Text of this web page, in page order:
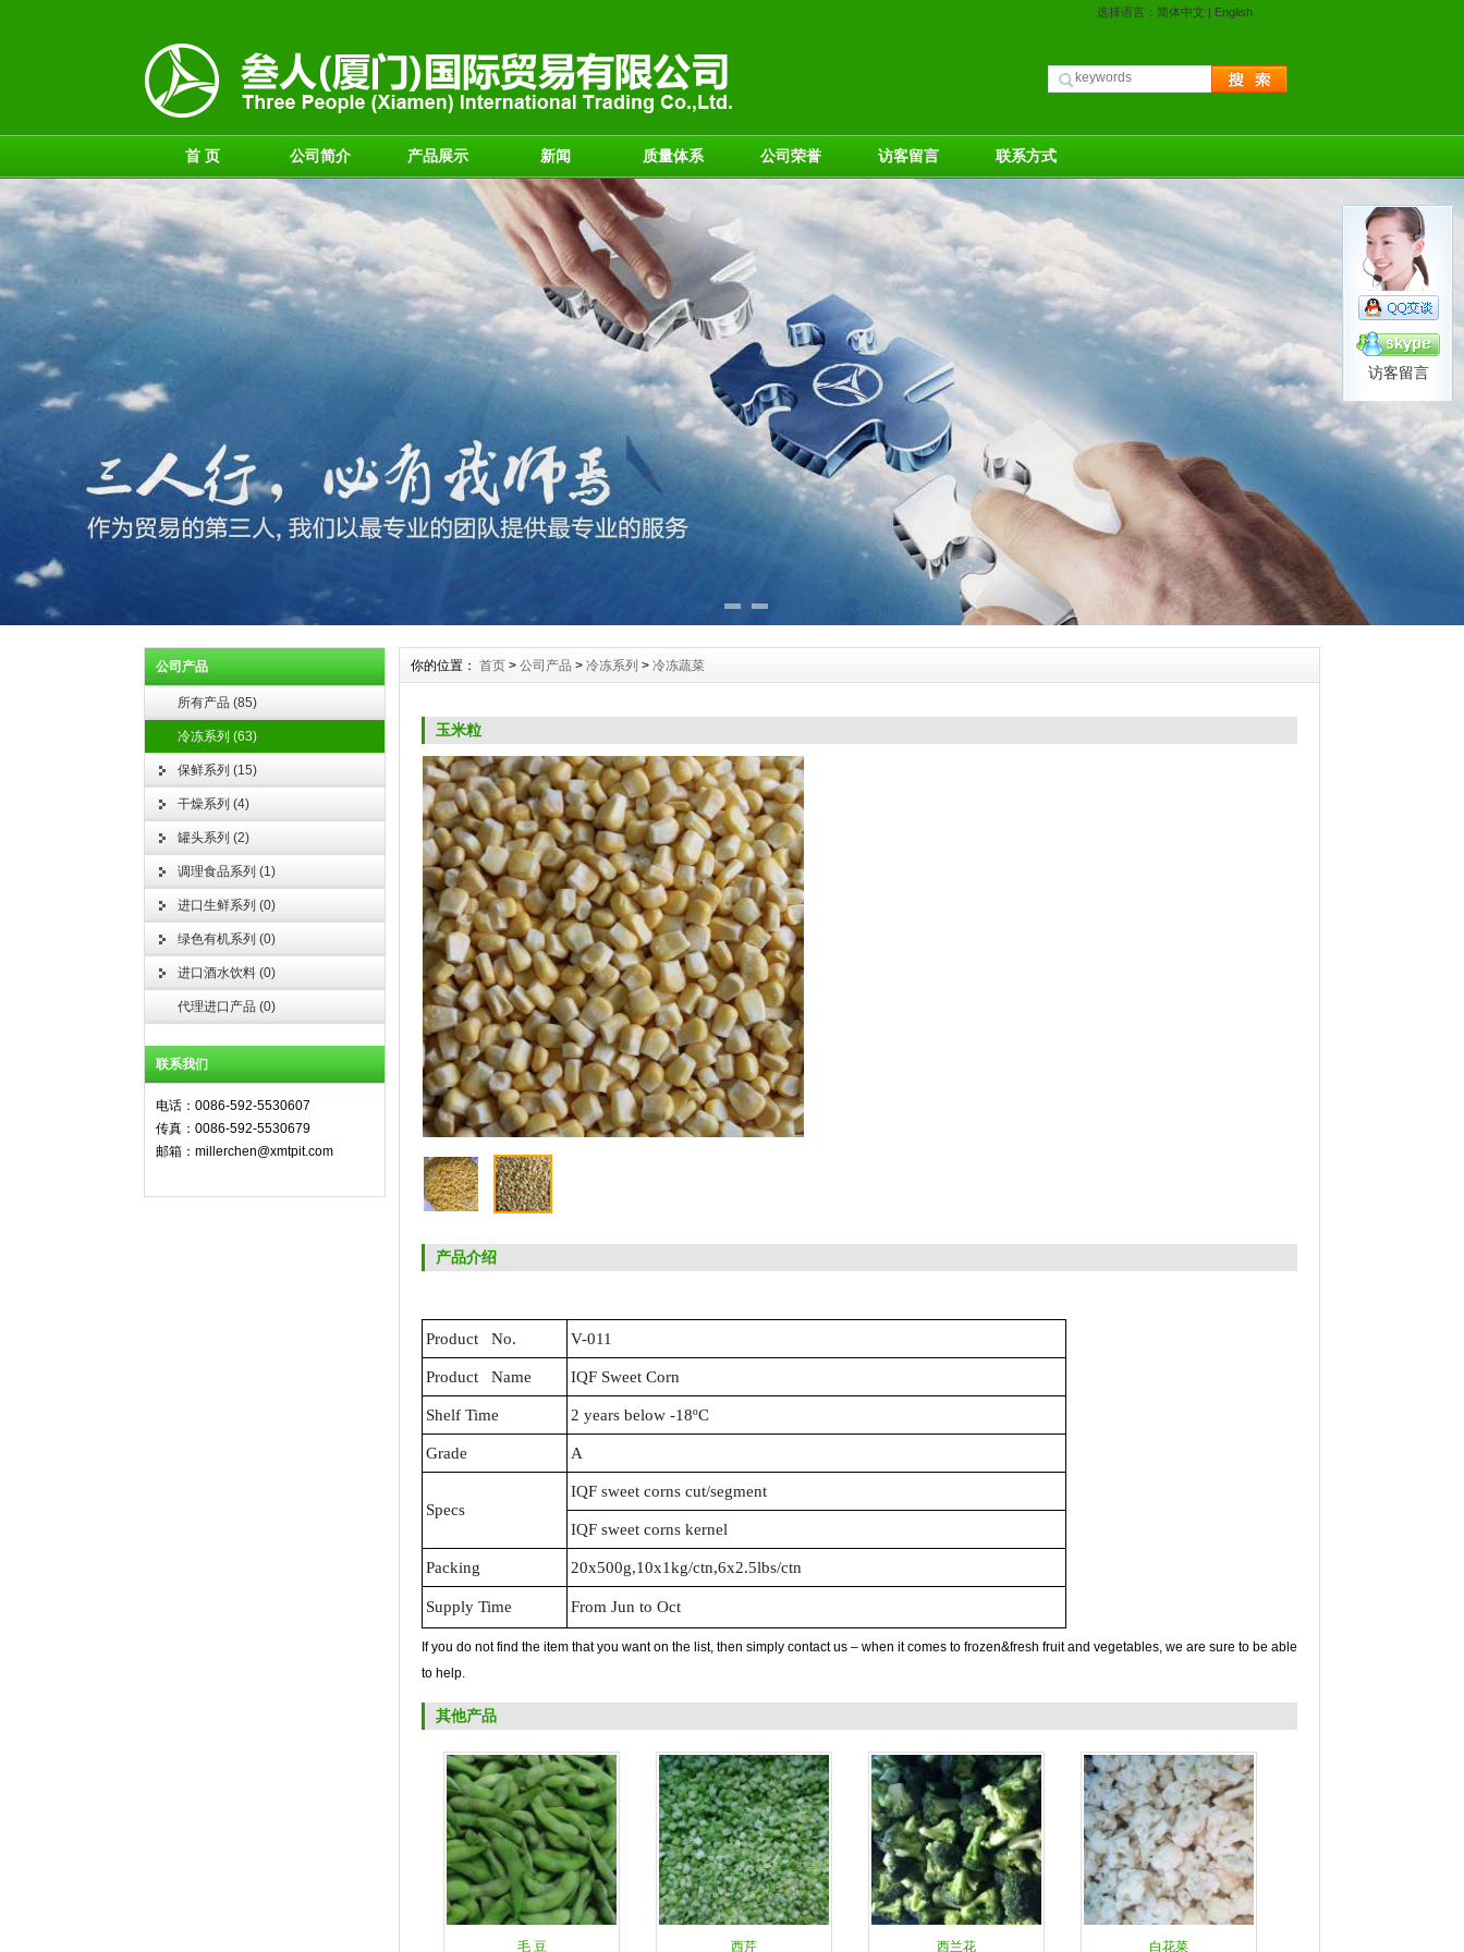
选择语言： 简体中文 | English
首 页 公司简介 产品展示 新闻 质量体系 公司荣誉 访客留言 联系方式
公司产品
所有产品 (85)
冷冻系列 (63)
保鲜系列 (15)
干燥系列 (4)
罐头系列 (2)
调理食品系列 (1)
进口生鲜系列 (0)
绿色有机系列 (0)
进口酒水饮料 (0)
代理进口产品 (0)
联系我们
电话：0086-592-5530607
传真：0086-592-5530679
邮箱：millerchen@xmtpit.com
你的位置： 首页 > 公司产品 > 冷冻系列 > 冷冻蔬菜
玉米粒
产品介绍
Product No. V-011
Product Name IQF Sweet Corn
Shelf Time 2 years below -18ºC
Grade A
Specs
IQF sweet corns cut/segment
IQF sweet corns kernel
Packing 20x500g,10x1kg/ctn,6x2.5lbs/ctn
Supply Time From Jun to Oct
If you do not find the item that you want on the list, then simply contact us – when it comes to frozen&fresh fruit and vegetables, we are sure to be able
to help.
其他产品
毛 豆 西芹 西兰花 白花菜
访客留言